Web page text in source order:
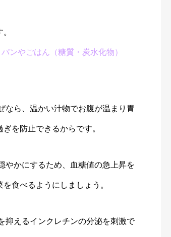
やごはん（糖質・炭水化物）
ら、温かい汁物でお腹が温まり胃
を防止できるからです。
かにするため、血糖値の急上昇を
食べるようにしましょう。
抑えるインクレチンの分泌を刺激で